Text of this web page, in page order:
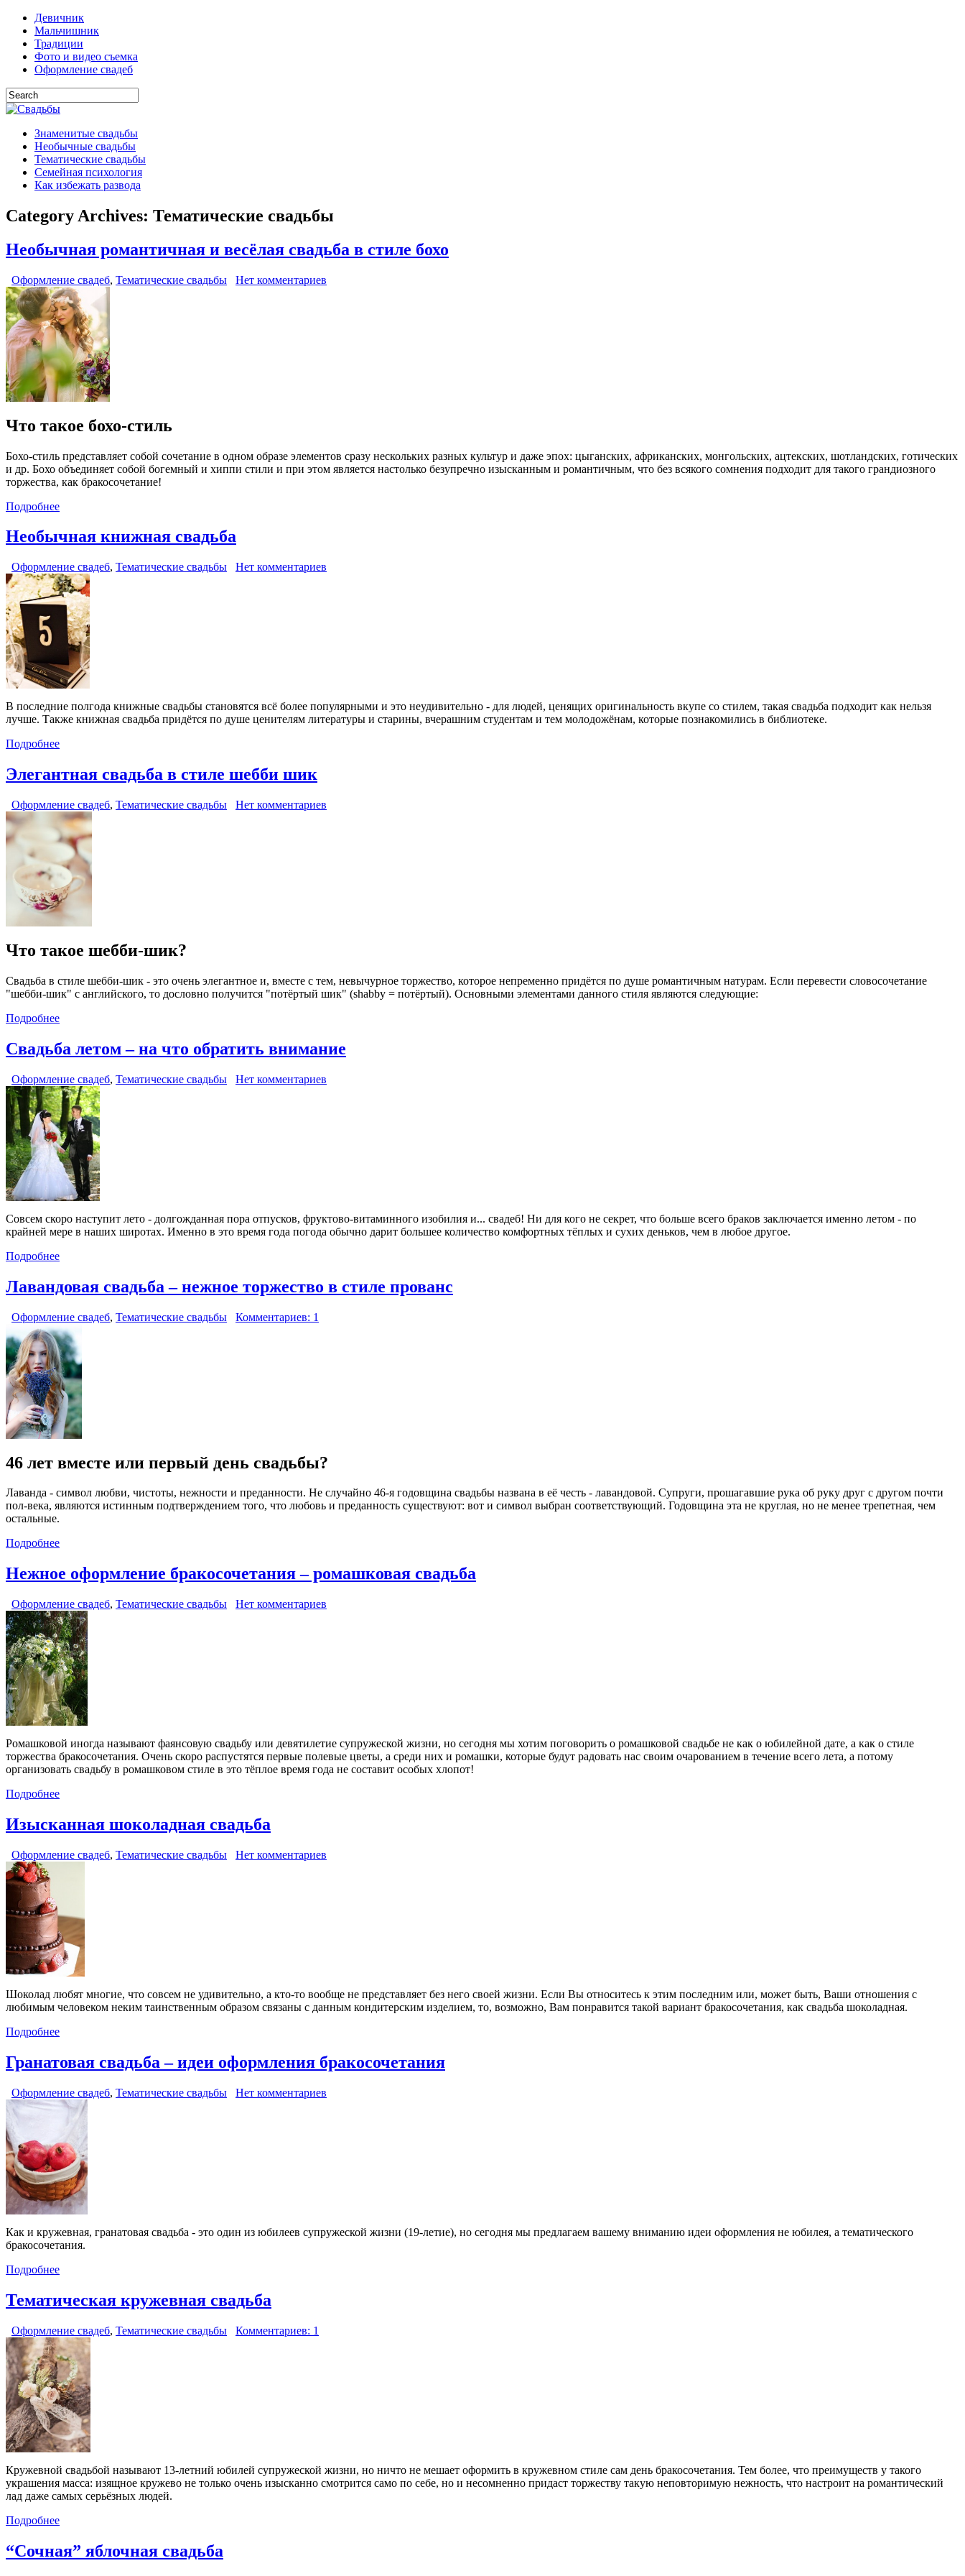
Девичник
Мальчишник
Традиции
Фото и видео съемка
Оформление свадеб
Знаменитые свадьбы
Необычные свадьбы
Тематические свадьбы
Семейная психология
Как избежать развода
Category Archives: Тематические свадьбы
Необычная романтичная и весёлая свадьба в стиле бохо
Оформление свадеб, Тематические свадьбы Нет комментариев
Что такое бохо-стиль
Бохо-стиль представляет собой сочетание в одном образе элементов сразу нескольких разных культур и даже эпох: цыганских, африканских, монгольских, ацтекских, шотландских, готических
и др. Бохо объединяет собой богемный и хиппи стили и при этом является настолько безупречно изысканным и романтичным, что без всякого сомнения подходит для такого грандиозного
торжества, как бракосочетание!
Подробнее
Необычная книжная свадьба
Оформление свадеб, Тематические свадьбы Нет комментариев
В последние полгода книжные свадьбы становятся всё более популярными и это неудивительно - для людей, ценящих оригинальность вкупе со стилем, такая свадьба подходит как нельзя
лучше. Также книжная свадьба придётся по душе ценителям литературы и старины, вчерашним студентам и тем молодожёнам, которые познакомились в библиотеке.
Подробнее
Элегантная свадьба в стиле шебби шик
Оформление свадеб, Тематические свадьбы Нет комментариев
Что такое шебби-шик?
Свадьба в стиле шебби-шик - это очень элегантное и, вместе с тем, невычурное торжество, которое непременно придётся по душе романтичным натурам. Если перевести словосочетание
"шебби-шик" с английского, то дословно получится "потёртый шик" (shabby = потёртый). Основными элементами данного стиля являются следующие:
Подробнее
Свадьба летом – на что обратить внимание
Оформление свадеб, Тематические свадьбы Нет комментариев
Совсем скоро наступит лето - долгожданная пора отпусков, фруктово-витаминного изобилия и... свадеб! Ни для кого не секрет, что больше всего браков заключается именно летом - по
крайней мере в наших широтах. Именно в это время года погода обычно дарит большее количество комфортных тёплых и сухих деньков, чем в любое другое.
Подробнее
Лавандовая свадьба – нежное торжество в стиле прованс
Оформление свадеб, Тематические свадьбы Комментариев: 1
46 лет вместе или первый день свадьбы?
Лаванда - символ любви, чистоты, нежности и преданности. Не случайно 46-я годовщина свадьбы названа в её честь - лавандовой. Супруги, прошагавшие рука об руку друг с другом почти
пол-века, являются истинным подтверждением того, что любовь и преданность существуют: вот и символ выбран соответствующий. Годовщина эта не круглая, но не менее трепетная, чем
остальные.
Подробнее
Нежное оформление бракосочетания – ромашковая свадьба
Оформление свадеб, Тематические свадьбы Нет комментариев
Ромашковой иногда называют фаянсовую свадьбу или девятилетие супружеской жизни, но сегодня мы хотим поговорить о ромашковой свадьбе не как о юбилейной дате, а как о стиле
торжества бракосочетания. Очень скоро распустятся первые полевые цветы, а среди них и ромашки, которые будут радовать нас своим очарованием в течение всего лета, а потому
организовать свадьбу в ромашковом стиле в это тёплое время года не составит особых хлопот!
Подробнее
Изысканная шоколадная свадьба
Оформление свадеб, Тематические свадьбы Нет комментариев
Шоколад любят многие, что совсем не удивительно, а кто-то вообще не представляет без него своей жизни. Если Вы относитесь к этим последним или, может быть, Ваши отношения с
любимым человеком неким таинственным образом связаны с данным кондитерским изделием, то, возможно, Вам понравится такой вариант бракосочетания, как свадьба шоколадная.
Подробнее
Гранатовая свадьба – идеи оформления бракосочетания
Оформление свадеб, Тематические свадьбы Нет комментариев
Как и кружевная, гранатовая свадьба - это один из юбилеев супружеской жизни (19-летие), но сегодня мы предлагаем вашему вниманию идеи оформления не юбилея, а тематического
бракосочетания.
Подробнее
Тематическая кружевная свадьба
Оформление свадеб, Тематические свадьбы Комментариев: 1
Кружевной свадьбой называют 13-летний юбилей супружеской жизни, но ничто не мешает оформить в кружевном стиле сам день бракосочетания. Тем более, что преимуществ у такого
украшения масса: изящное кружево не только очень изысканно смотрится само по себе, но и несомненно придаст торжеству такую неповторимую нежность, что настроит на романтический
лад даже самых серьёзных людей.
Подробнее
“Сочная” яблочная свадьба